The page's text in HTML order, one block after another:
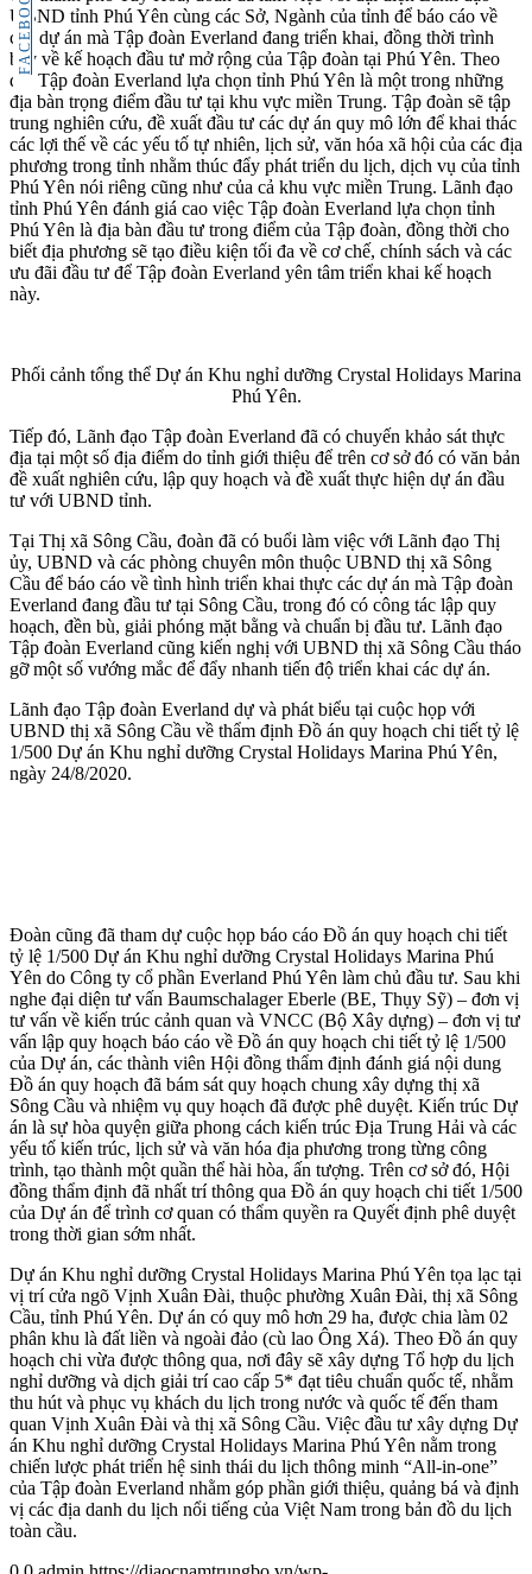
FACEBOOK
UBND tỉnh Phú Yên cùng các Sở, Ngành của tỉnh để báo cáo về
các dự án mà Tập đoàn Everland đang triển khai, đồng thời trình
bày về kế hoạch đầu tư mở rộng của Tập đoàn tại Phú Yên. Theo
đó, Tập đoàn Everland lựa chọn tỉnh Phú Yên là một trong những
địa bàn trọng điểm đầu tư tại khu vực miền Trung. Tập đoàn sẽ tập
trung nghiên cứu, đề xuất đầu tư các dự án quy mô lớn để khai thác
các lợi thế về các yếu tố tự nhiên, lịch sử, văn hóa xã hội của các địa
phương trong tỉnh nhằm thúc đẩy phát triển du lịch, dịch vụ của tỉnh
Phú Yên nói riêng cũng như của cả khu vực miền Trung. Lãnh đạo
tỉnh Phú Yên đánh giá cao việc Tập đoàn Everland lựa chọn tỉnh
Phú Yên là địa bàn đầu tư trong điểm của Tập đoàn, đồng thời cho
biết địa phương sẽ tạo điều kiện tối đa về cơ chế, chính sách và các
ưu đãi đầu tư để Tập đoàn Everland yên tâm triển khai kế hoạch
này.
Phối cảnh tổng thể Dự án Khu nghỉ dưỡng Crystal Holidays Marina
Phú Yên.
Tiếp đó, Lãnh đạo Tập đoàn Everland đã có chuyến khảo sát thực
địa tại một số địa điểm do tỉnh giới thiệu để trên cơ sở đó có văn bản
đề xuất nghiên cứu, lập quy hoạch và đề xuất thực hiện dự án đầu
tư với UBND tỉnh.
Tại Thị xã Sông Cầu, đoàn đã có buổi làm việc với Lãnh đạo Thị
ủy, UBND và các phòng chuyên môn thuộc UBND thị xã Sông
Cầu để báo cáo về tình hình triển khai thực các dự án mà Tập đoàn
Everland đang đầu tư tại Sông Cầu, trong đó có công tác lập quy
hoạch, đền bù, giải phóng mặt bằng và chuẩn bị đầu tư. Lãnh đạo
Tập đoàn Everland cũng kiến nghị với UBND thị xã Sông Cầu tháo
gỡ một số vướng mắc để đẩy nhanh tiến độ triển khai các dự án.
Lãnh đạo Tập đoàn Everland dự và phát biểu tại cuộc họp với
UBND thị xã Sông Cầu về thẩm định Đồ án quy hoạch chi tiết tỷ lệ
1/500 Dự án Khu nghỉ dưỡng Crystal Holidays Marina Phú Yên,
ngày 24/8/2020.
Đoàn cũng đã tham dự cuộc họp báo cáo Đồ án quy hoạch chi tiết
tỷ lệ 1/500 Dự án Khu nghỉ dưỡng Crystal Holidays Marina Phú
Yên do Công ty cổ phần Everland Phú Yên làm chủ đầu tư. Sau khi
nghe đại diện tư vấn Baumschalager Eberle (BE, Thụy Sỹ) – đơn vị
tư vấn về kiến trúc cảnh quan và VNCC (Bộ Xây dựng) – đơn vị tư
vấn lập quy hoạch báo cáo về Đồ án quy hoạch chi tiết tỷ lệ 1/500
của Dự án, các thành viên Hội đồng thẩm định đánh giá nội dung
Đồ án quy hoạch đã bám sát quy hoạch chung xây dựng thị xã
Sông Cầu và nhiệm vụ quy hoạch đã được phê duyệt. Kiến trúc Dự
án là sự hòa quyện giữa phong cách kiến trúc Địa Trung Hải và các
yếu tố kiến trúc, lịch sử và văn hóa địa phương trong từng công
trình, tạo thành một quần thể hài hòa, ấn tượng. Trên cơ sở đó, Hội
đồng thẩm định đã nhất trí thông qua Đồ án quy hoạch chi tiết 1/500
của Dự án để trình cơ quan có thẩm quyền ra Quyết định phê duyệt
trong thời gian sớm nhất.
Dự án Khu nghỉ dưỡng Crystal Holidays Marina Phú Yên tọa lạc tại
vị trí cửa ngõ Vịnh Xuân Đài, thuộc phường Xuân Đài, thị xã Sông
Cầu, tỉnh Phú Yên. Dự án có quy mô hơn 29 ha, được chia làm 02
phân khu là đất liền và ngoài đảo (cù lao Ông Xá). Theo Đồ án quy
hoạch chi vừa được thông qua, nơi đây sẽ xây dựng Tổ hợp du lịch
nghỉ dưỡng và dịch giải trí cao cấp 5* đạt tiêu chuẩn quốc tế, nhằm
thu hút và phục vụ khách du lịch trong nước và quốc tế đến tham
quan Vịnh Xuân Đài và thị xã Sông Cầu. Việc đầu tư xây dựng Dự
án Khu nghỉ dưỡng Crystal Holidays Marina Phú Yên nằm trong
chiến lược phát triển hệ sinh thái du lịch thông minh “All-in-one”
của Tập đoàn Everland nhằm góp phần giới thiệu, quảng bá và định
vị các địa danh du lịch nổi tiếng của Việt Nam trong bản đồ du lịch
toàn cầu.